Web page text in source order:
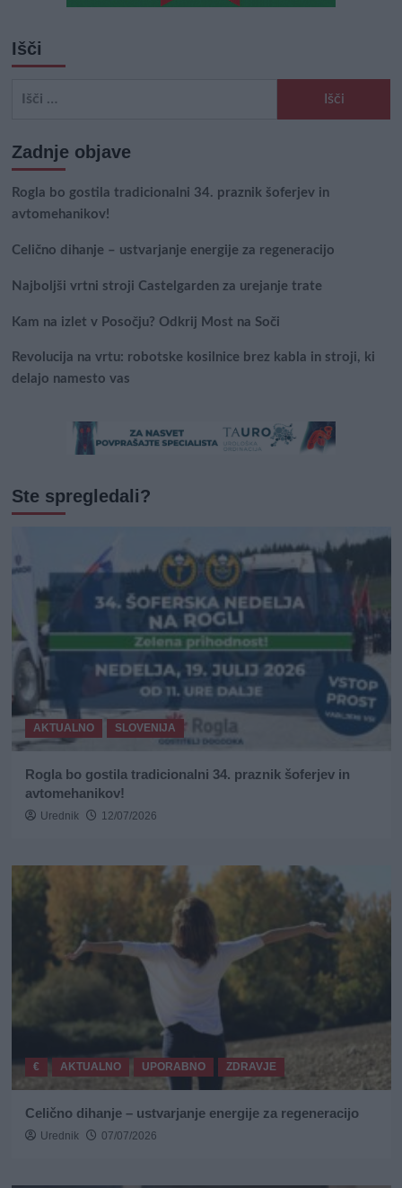
Išči
Zadnje objave
Rogla bo gostila tradicionalni 34. praznik šoferjev in
avtomehanikov!
Celično dihanje – ustvarjanje energije za regeneracijo
Najboljši vrtni stroji Castelgarden za urejanje trate
Kam na izlet v Posočju? Odkrij Most na Soči
Revolucija na vrtu: robotske kosilnice brez kabla in stroji, ki
delajo namesto vas
Ste spregledali?
AKTUALNO SLOVENIJA
Rogla bo gostila tradicionalni 34. praznik šoferjev in
avtomehanikov!
Urednik 12/07/2026
€ AKTUALNO UPORABNO ZDRAVJE
Celično dihanje – ustvarjanje energije za regeneracijo
Urednik 07/07/2026